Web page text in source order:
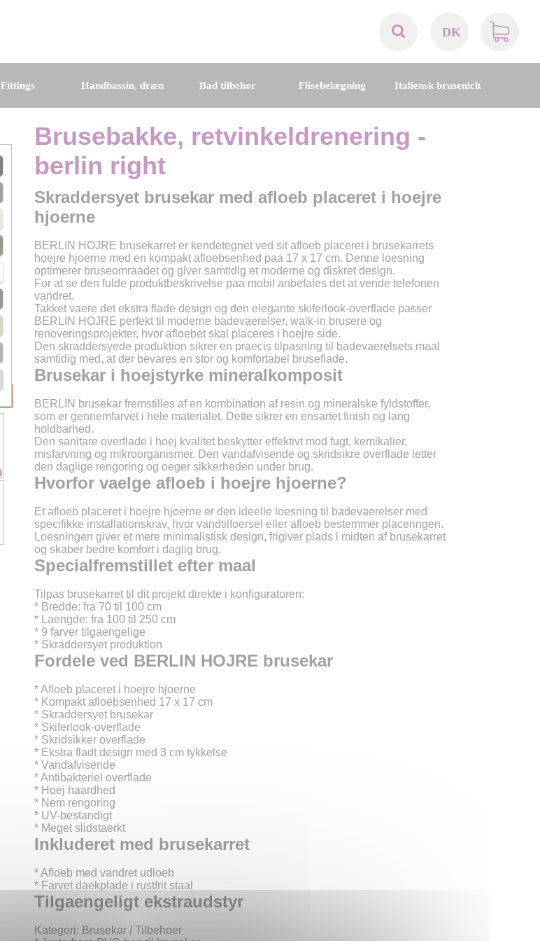
DK
BE
Fittings Handbassin, dræn Bad tilbehor Flisebelægning Italiensk brusenich
Brusebakke, retvinkeldrenering -
berlin right
Skraddersyet brusekar med afloeb placeret i hoejre
hjoerne
BERLIN HOJRE brusekarret er kendetegnet ved sit afloeb placeret i brusekarrets
hoejre hjoerne med en kompakt afloebsenhed paa 17 x 17 cm. Denne loesning
optimerer bruseomraadet og giver samtidig et moderne og diskret design.
For at se den fulde produktbeskrivelse paa mobil anbefales det at vende telefonen
vandret.
Takket vaere det ekstra flade design og den elegante skiferlook-overflade passer
BERLIN HOJRE perfekt til moderne badevaerelser, walk-in brusere og
renoveringsprojekter, hvor afloebet skal placeres i hoejre side.
Den skraddersyede produktion sikrer en praecis tilpasning til badevaerelsets maal
samtidig med, at der bevares en stor og komfortabel bruseflade.
Brusekar i hoejstyrke mineralkomposit
BERLIN brusekar fremstilles af en kombination af resin og mineralske fyldstoffer,
som er gennemfarvet i hele materialet. Dette sikrer en ensartet finish og lang
holdbarhed.
Den sanitare overflade i hoej kvalitet beskytter effektivt mod fugt, kemikalier,
misfarvning og mikroorganismer. Den vandafvisende og skridsikre overflade letter
den daglige rengoring og oeger sikkerheden under brug.
Hvorfor vaelge afloeb i hoejre hjoerne?
Et afloeb placeret i hoejre hjoerne er den ideelle loesning til badevaerelser med
specifikke installationskrav, hvor vandtilfoersel eller afloeb bestemmer placeringen.
Loesningen giver et mere minimalistisk design, frigiver plads i midten af brusekarret
og skaber bedre komfort i daglig brug.
Specialfremstillet efter maal
Tilpas brusekarret til dit projekt direkte i konfiguratoren:
* Bredde: fra 70 til 100 cm
* Laengde: fra 100 til 250 cm
* 9 farver tilgaengelige
* Skraddersyet produktion
Fordele ved BERLIN HOJRE brusekar
* Afloeb placeret i hoejre hjoerne
* Kompakt afloebsenhed 17 x 17 cm
* Skraddersyet brusekar
* Skiferlook-overflade
* Skridsikker overflade
* Ekstra fladt design med 3 cm tykkelse
* Vandafvisende
* Antibakteriel overflade
* Hoej haardhed
* Nem rengoring
* UV-bestandigt
* Meget slidstaerkt
Inkluderet med brusekarret
* Afloeb med vandret udloeb
* Farvet daekplade i rustfrit staal
Tilgaengeligt ekstraudstyr
Kategori: Brusekar / Tilbehoer